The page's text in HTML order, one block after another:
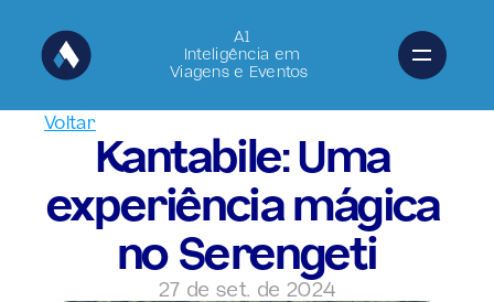
A1
Inteligência em
Viagens e Eventos
Voltar
Kantabile: Uma
experiência mágica
no Serengeti
27 de set. de 2024